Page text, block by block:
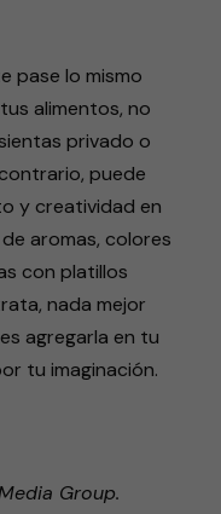
pase lo mismo
alimentos, no
privado o
puede
y creatividad en
aromas, colores
con platillos
nada mejor
agregarla en tu
tu imaginación.
Group.